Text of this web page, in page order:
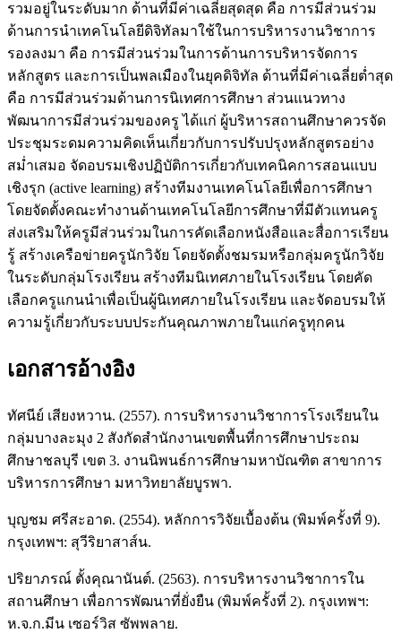
รวมอยู่ในระดับมาก ด้านที่มีค่าเฉลี่ยสุดสุด คือ การมีส่วนร่วม
ด้านการนำเทคโนโลยีดิจิทัลมาใช้ในการบริหารงานวิชาการ
รองลงมา คือ การมีส่วนร่วมในการด้านการบริหารจัดการ
หลักสูตร และการเป็นพลเมืองในยุคดิจิทัล ด้านที่มีค่าเฉลี่ยต่ำสุด
คือ การมีส่วนร่วมด้านการนิเทศการศึกษา ส่วนแนวทาง
พัฒนาการมีส่วนร่วมของครู ได้แก่ ผู้บริหารสถานศึกษาควรจัด
ประชุมระดมความคิดเห็นเกี่ยวกับการปรับปรุงหลักสูตรอย่าง
สม่ำเสมอ จัดอบรมเชิงปฏิบัติการเกี่ยวกับเทคนิคการสอนแบบ
เชิงรุก (active learning) สร้างทีมงานเทคโนโลยีเพื่อการศึกษา
โดยจัดตั้งคณะทำงานด้านเทคโนโลยีการศึกษาที่มีตัวแทนครู
ส่งเสริมให้ครูมีส่วนร่วมในการคัดเลือกหนังสือและสื่อการเรียน
รู้ สร้างเครือข่ายครูนักวิจัย โดยจัดตั้งชมรมหรือกลุ่มครูนักวิจัย
ในระดับกลุ่มโรงเรียน สร้างทีมนิเทศภายในโรงเรียน โดยคัด
เลือกครูแกนนำเพื่อเป็นผู้นิเทศภายในโรงเรียน และจัดอบรมให้
ความรู้เกี่ยวกับระบบประกันคุณภาพภายในแก่ครูทุกคน
เอกสารอ้างอิง
ทัศนีย์ เสียงหวาน. (2557). การบริหารงานวิชาการโรงเรียนใน
กลุ่มบางละมุง 2 สังกัดสำนักงานเขตพื้นที่การศึกษาประถม
ศึกษาชลบุรี เขต 3. งานนิพนธ์การศึกษามหาบัณฑิต สาขาการ
บริหารการศึกษา มหาวิทยาลัยบูรพา.
บุญชม ศรีสะอาด. (2554). หลักการวิจัยเบื้องต้น (พิมพ์ครั้งที่ 9).
กรุงเทพฯ: สุวีริยาสาส์น.
ปริยาภรณ์ ตั้งคุณานันต์. (2563). การบริหารงานวิชาการใน
สถานศึกษา เพื่อการพัฒนาที่ยั่งยืน (พิมพ์ครั้งที่ 2). กรุงเทพฯ:
ห.จ.ก.มีน เซอร์วิส ซัพพลาย.